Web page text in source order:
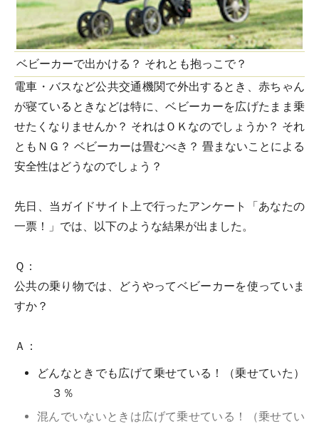
ベビーカーで出かける？ それとも抱っこで？
電車・バスなど公共交通機関で外出するとき、赤ちゃん
が寝ているときなどは特に、ベビーカーを広げたまま乗
せたくなりませんか？ それはＯＫなのでしょうか？ それ
ともＮＧ？ ベビーカーは畳むべき？ 畳まないことによる
安全性はどうなのでしょう？
先日、当ガイドサイト上で行ったアンケート「あなたの
一票！」では、以下のような結果が出ました。
Ｑ：
公共の乗り物では、どうやってベビーカーを使っていま
すか？
Ａ：
どんなときでも広げて乗せている！（乗せていた）
３％
混んでいないときは広げて乗せている！（乗せてい